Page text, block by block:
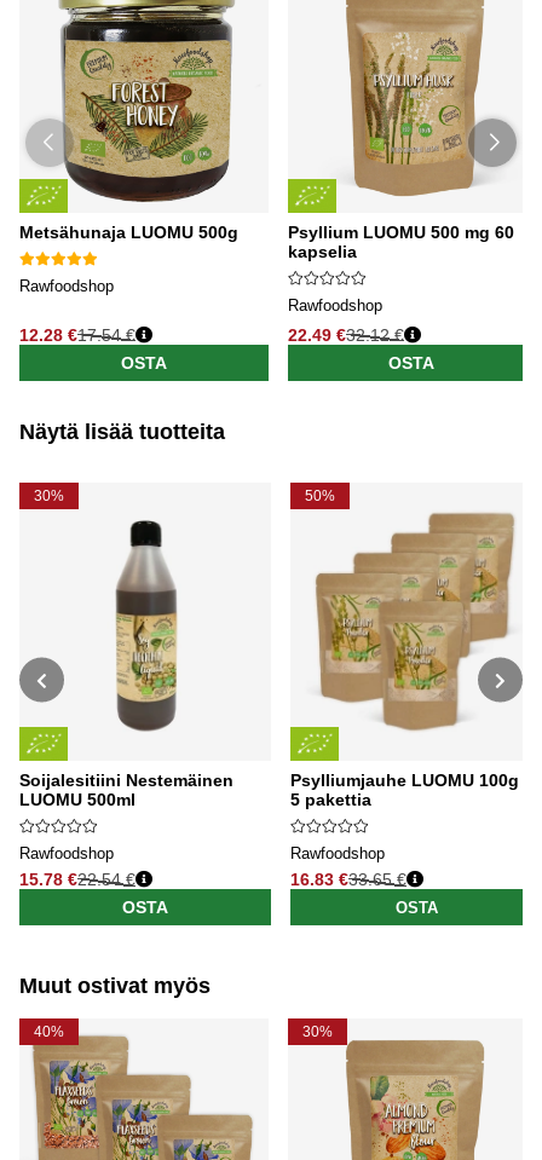
Metsähunaja LUOMU 500g
Rawfoodshop
12.28 €17.54 €
OSTA
Psyllium LUOMU 500 mg 60
kapselia
Rawfoodshop
22.49 €32.12 €
OSTA
Näytä lisää tuotteita
30%
Soijalesitiini Nestemäinen
LUOMU 500ml
Rawfoodshop
15.78 €
Normaali hinta
22.54 €
OSTA
50%
Psylliumjauhe LUOMU 100g x
5 pakettia
Rawfoodshop
16.83 €
Normaali hinta
33.65 €
OSTA
Muut ostivat myös
40% 30%